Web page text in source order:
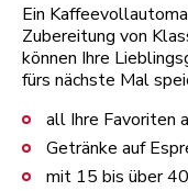
Ein
Zubereitung von
können Ihre
fürs nächste Mal
all Ihre Favoriten
Getränke auf
mit 15 bis über